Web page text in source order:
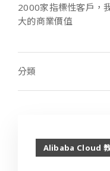
2000家指標性客戶，
大的商業價值
分類
Alibaba Cloud